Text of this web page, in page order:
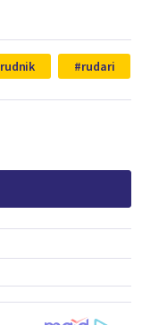
rudnik rudari